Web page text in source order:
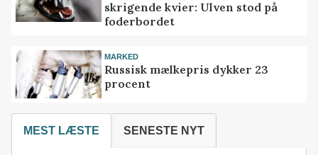
skrigende kvier: Ulven stod på
foderbordet
MARKED
Russisk mælkepris dykker 23
procent
MEST LÆSTE SENESTE NYT